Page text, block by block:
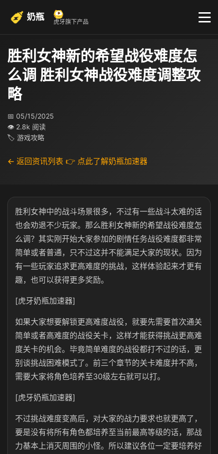
奶瓶 虎牙旗下产品
胜利女神新的希望战役难度怎
么调 胜利女神战役难度调整攻
略
📅 05/15/2025
👁 2.8k 阅读
🏷 游戏攻略
← 返回资讯列表 👉 点此了解奶瓶加速器
胜利女神中的战斗场景很多，不过有一些战斗太难的话
也会劝退不少玩家。那么胜利女神新的希望战役难度怎
么调？其实刚开始大家参加的剧情任务战役难度都非常
简单或者普通，只不过这并不能满足大家的现状。因为
有一些玩家追求更高难度的挑战，这样体验起来才更有
趣，也可以获得更多奖励。
[虎牙奶瓶加速器]
如果大家想要解锁更高难度战役，就要先需要首次通关
简单或者高难度的战役关卡，这样才能获得挑战更高难
度关卡的机会。毕竟简单难度的战役都打不过的话，更
别谈挑战困难模式了。前三个章节的关卡难度并不高，
需要大家将角色培养至30级左右就可以打。
[虎牙奶瓶加速器]
不过挑战难度变高后，对大家的战力要求也就更高了，
要是没有将所有角色都培养至当前最高等级的话，那战
力基本上消灭周围的小怪。所以建议各位一定要培养好